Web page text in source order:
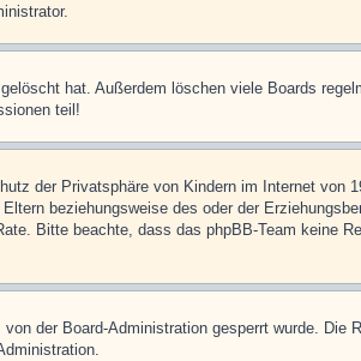
hat. Außerdem löschen viele Boards
teil!
der Privatsphäre von Kindern im Internet
beziehungsweise des oder der
Bitte beachte, dass das phpBB-Team keine
der Board-Administration gesperrt wurde.